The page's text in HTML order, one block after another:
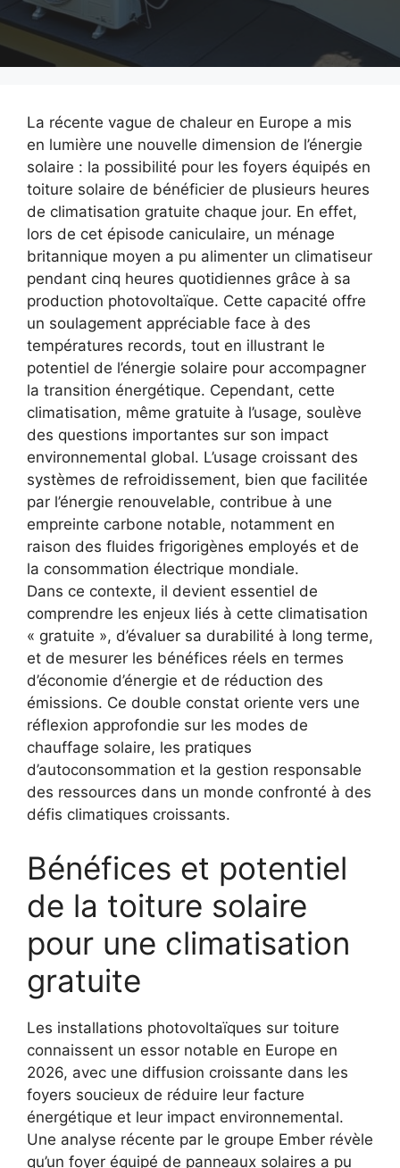
La récente vague de chaleur en Europe a mis
en lumière une nouvelle dimension de l’énergie
solaire : la possibilité pour les foyers équipés en
toiture solaire de bénéficier de plusieurs heures
de climatisation gratuite chaque jour. En effet,
lors de cet épisode caniculaire, un ménage
britannique moyen a pu alimenter un climatiseur
pendant cinq heures quotidiennes grâce à sa
production photovoltaïque. Cette capacité offre
un soulagement appréciable face à des
températures records, tout en illustrant le
potentiel de l’énergie solaire pour accompagner
la transition énergétique. Cependant, cette
climatisation, même gratuite à l’usage, soulève
des questions importantes sur son impact
environnemental global. L’usage croissant des
systèmes de refroidissement, bien que facilitée
par l’énergie renouvelable, contribue à une
empreinte carbone notable, notamment en
raison des fluides frigorigènes employés et de
la consommation électrique mondiale.
Dans ce contexte, il devient essentiel de
comprendre les enjeux liés à cette climatisation
« gratuite », d’évaluer sa durabilité à long terme,
et de mesurer les bénéfices réels en termes
d’économie d’énergie et de réduction des
émissions. Ce double constat oriente vers une
réflexion approfondie sur les modes de
chauffage solaire, les pratiques
d’autoconsommation et la gestion responsable
des ressources dans un monde confronté à des
défis climatiques croissants.
Bénéfices et potentiel
de la toiture solaire
pour une climatisation
gratuite
Les installations photovoltaïques sur toiture
connaissent un essor notable en Europe en
2026, avec une diffusion croissante dans les
foyers soucieux de réduire leur facture
énergétique et leur impact environnemental.
Une analyse récente par le groupe Ember révèle
qu’un foyer équipé de panneaux solaires a pu